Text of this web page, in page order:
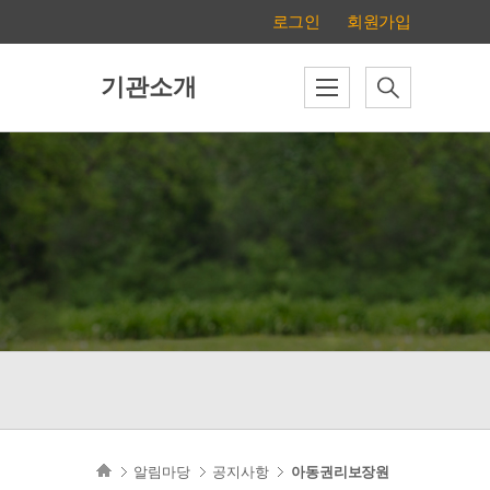
로그인 회원가입
기관소개
알림마당 공지사항 아동권리보장원